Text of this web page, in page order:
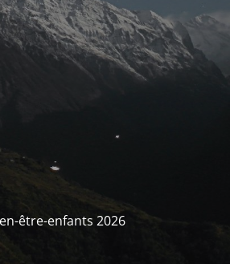
être-enfants 2026